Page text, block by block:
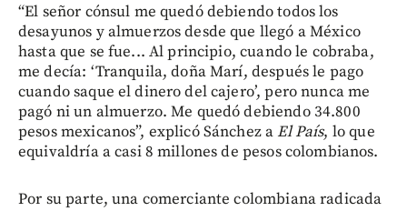
“El señor cónsul me quedó debiendo todos los
desayunos y almuerzos desde que llegó a México
hasta que se fue... Al principio, cuando le cobraba,
me decía: ‘Tranquila, doña Marí, después le pago
cuando saque el dinero del cajero’, pero nunca me
pagó ni un almuerzo. Me quedó debiendo 34.800
pesos mexicanos”, explicó Sánchez aEl País, lo que
equivaldría a casi 8 millones de pesos colombianos.
Por su parte, una comerciante colombiana radicada